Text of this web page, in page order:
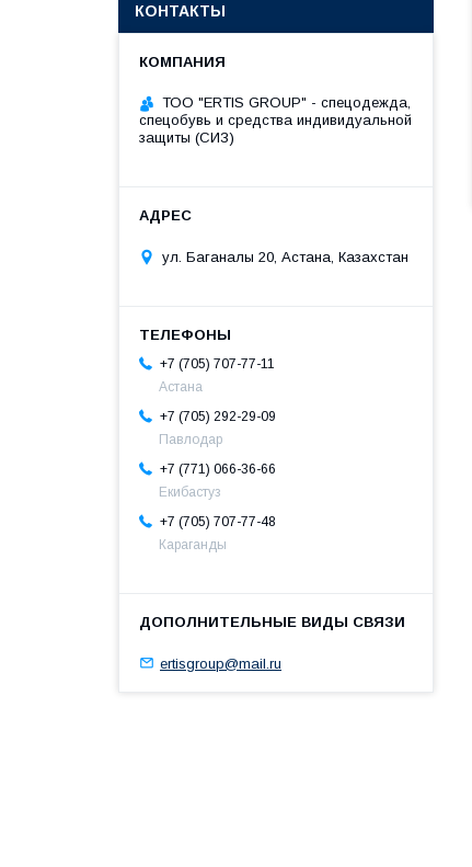
КОНТАКТЫ
ТОО "ERTIS GROUP" - спецодежда,
спецобувь и средства индивидуальной
защиты (СИЗ)
ул. Баганалы 20, Астана, Казахстан
+7 (705) 707-77-11
Астана
+7 (705) 292-29-09
Павлодар
+7 (771) 066-36-66
Екибастуз
+7 (705) 707-77-48
Караганды
ertisgroup@mail.ru